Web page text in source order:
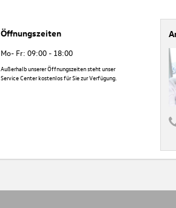
Öffnungszeiten
Mo- Fr: 09:00 - 18:00
Außerhalb unserer Öffnungszeiten steht unser
Service Center kostenlos für Sie zur Verfügung.